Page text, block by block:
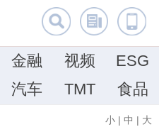
金融 视频
ESG
汽车 TMT 食品
小 | 中 | 大